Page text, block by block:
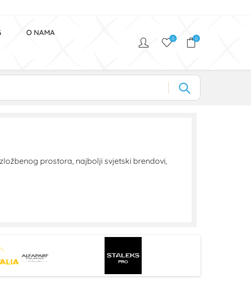
O NAMA
0 0
prostora, najbolji svjetski brendovi,